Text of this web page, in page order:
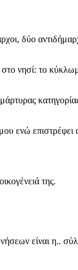
δύο
νησί: το
ενώ επιστρέφει
της.
είναι η..